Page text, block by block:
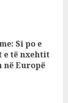
Si po e
e të nxehtit
Europë